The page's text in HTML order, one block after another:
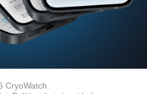
CryoWatch.